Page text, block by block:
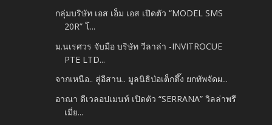
กลุ่มบริษัท เอส เอ็ม เอส เปิดตัว “MODEL SMS
20R” โ...
ม.นเรศวร จับมือ บริษัท วีลาล่า -INVITROCUE
PTE LTD...
จากเหนือ.. สู่อีสาน.. มูลนิธิป่อเต็กตึ๊ง ยกทัพจัดผ...
อาณา ดีเวลอปเมนท์ เปิดตัว “SERRANA” วิลล่าพรี
เมี่ย...